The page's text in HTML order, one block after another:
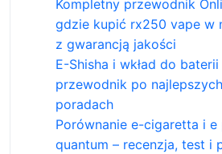
Kompletny przewodnik
gdzie kupić rx250 vape w
z gwarancją jakości
E-Shisha i wkład do
przewodnik po
poradach
Porównanie e-cigaretta i e
quantum – recenzja, test i